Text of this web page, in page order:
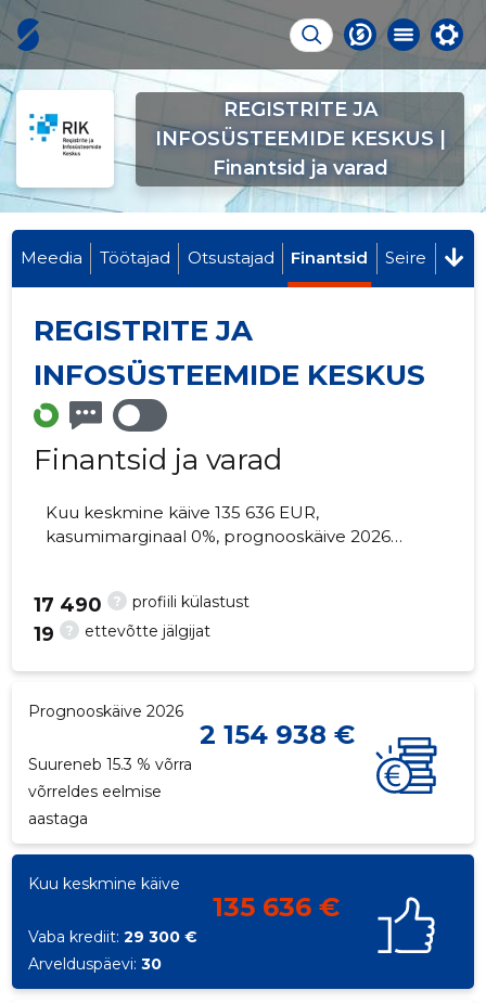
REGISTRITE JA
INFOSÜSTEEMIDE KESKUS |
Finantsid ja varad
Meedia Töötajad Otsustajad Finantsid Seire
REGISTRITE JA
INFOSÜSTEEMIDE KESKUS
Finantsid ja varad
Kuu keskmine käive 135 636 EUR,
kasumimarginaal 0%, prognooskäive 2026
? profiili külastust
17 490
? ettevõtte jälgijat
19
Prognooskäive 2026
2 154 938 €
Suureneb 15.3 % võrra
võrreldes eelmise
aastaga
Kuu keskmine käive
135 636 €
Vaba krediit:29 300 €
Arvelduspäevi:30